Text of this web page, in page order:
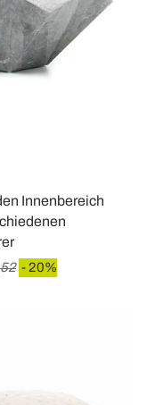
Innenbereich
- 20%